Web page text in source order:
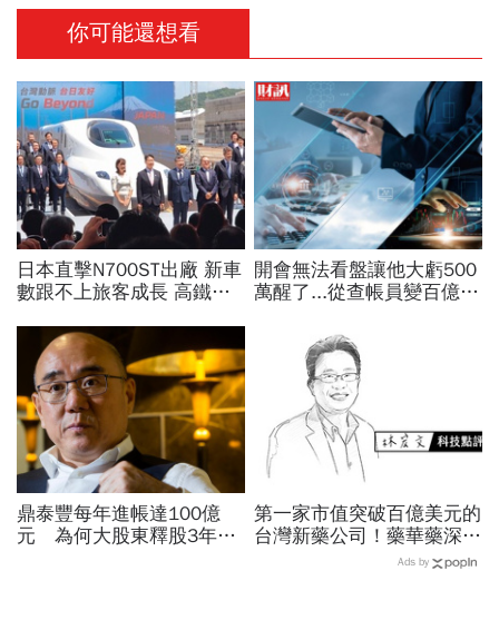
你可能還想看
日本直擊N700ST出廠 新車
數跟不上旅客成長 高鐵遇3
開會無法看盤讓他大虧500
萬醒了...從查帳員變百億散
揭開陳族元封神之路
鼎泰豐每年進帳達100億
元 為何大股東釋股3年談
第一家市值突破百億美元的
台灣新藥公司！藥華藥深耕
全球市場，能成為下一個武
Ads by